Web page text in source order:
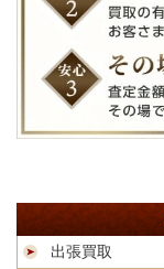
出張買取